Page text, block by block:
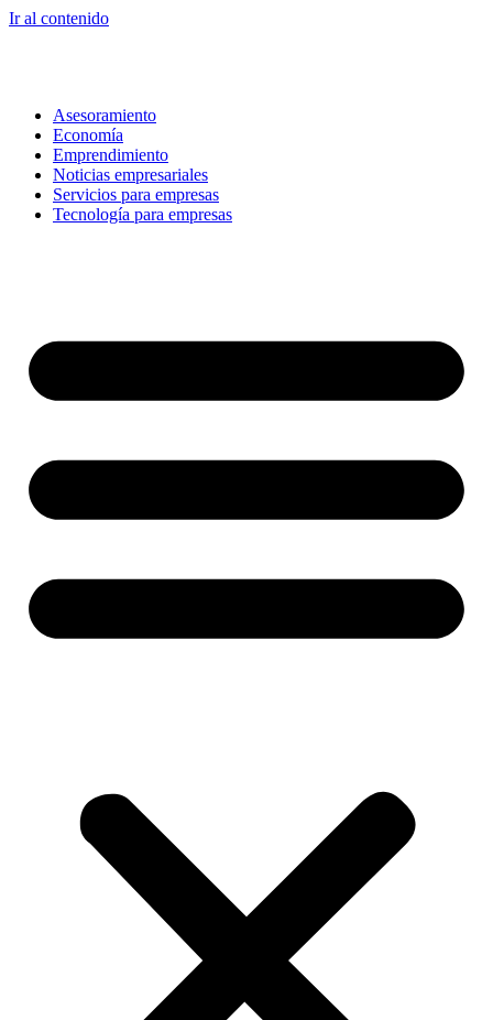
Ir al contenido
Asesoramiento
Economía
Emprendimiento
Noticias empresariales
Servicios para empresas
Tecnología para empresas